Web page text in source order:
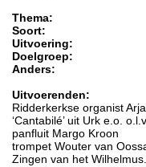
Thema:
Soort:
Uitvoering:
Doelgroep:
Anders:
Uitvoerenden:
Ridderkerkse organist
‘Cantabilé’ uit Urk e.o.
panfluit Margo Kroon
trompet Wouter van
Zingen van het Wilhelmus.